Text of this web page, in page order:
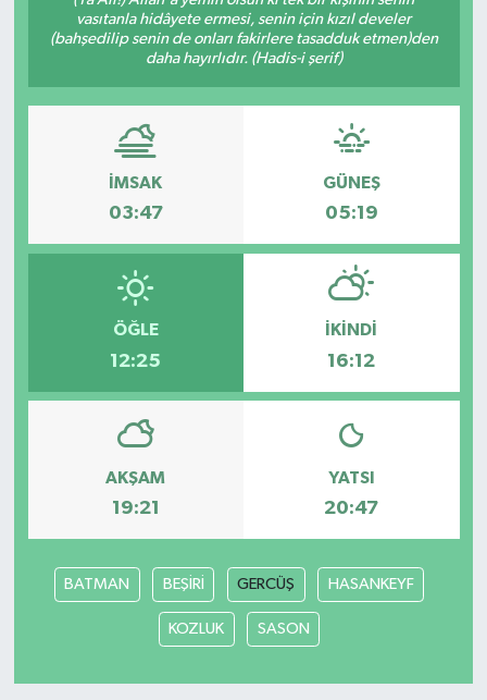
vasıtanla hidâyete ermesi, senin için kızıl develer
(bahşedilip senin de onları fakirlere tasadduk etmen)den
daha hayırlıdır. (Hadis-i şerif)
İMSAK
03:47
GÜNEŞ
05:19
ÖĞLE
12:25
İKINDI
16:12
AKŞAM
19:21
YATSI
20:47
BATMAN BEŞİRİ GERCÜŞ HASANKEYF
KOZLUK SASON